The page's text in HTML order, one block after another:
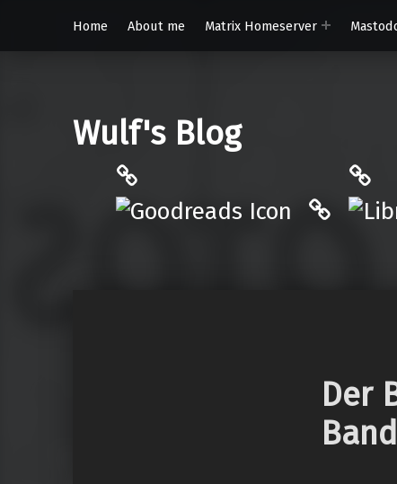
Home About me Matrix Homeserver
Wulf's Blog
Philantrop on Goodreads
Der